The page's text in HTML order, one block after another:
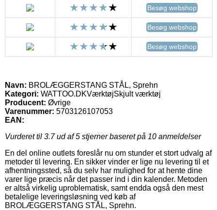
Besøg webshop
Besøg webshop
Besøg webshop
Navn: BROLÆGGERSTANG STÅL, Sprehn
Kategori: WATTOO.DKVærktøjSkjult værktøj
Producent: Øvrige
Varenummer: 5703126107053
EAN:
Vurderet til 3.7ud af 5 stjerner baseret på 10 anmeldelser
En del online outlets foreslår nu om stunder et stort udvalg af
metoder til levering. En sikker vinder er lige nu levering til et
afhentningssted, så du selv har mulighed for at hente dine
varer lige præcis når det passer ind i din kalender. Metoden
er altså virkelig uproblematisk, samt endda også den mest
betalelige leveringsløsning ved køb af
BROLÆGGERSTANG STÅL, Sprehn.